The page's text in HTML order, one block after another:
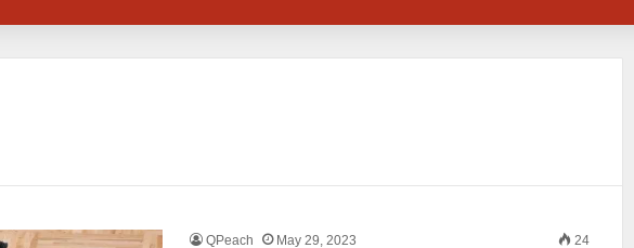
QPeach May 29, 2023 24